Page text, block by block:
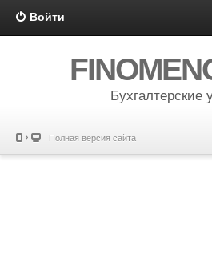
Войти
Бухгалтерские
Полная версия сайта